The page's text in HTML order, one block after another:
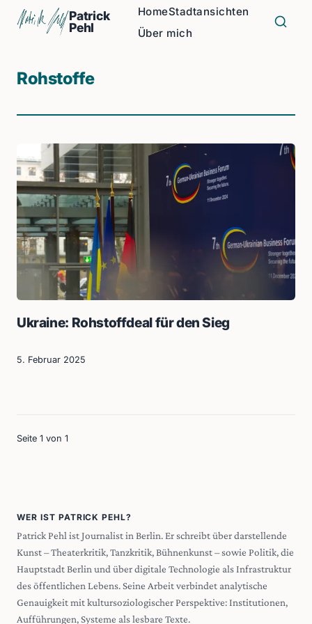
Patrick
Pehl
HomeStadtansichten
Über mich
Rohstoffe
Ukraine: Rohstoffdeal für den Sieg
5. Februar 2025
Seite 1 von 1
WER IST PATRICK PEHL?
Patrick Pehl ist Journalist in Berlin. Er schreibt über darstellende
Kunst – Theaterkritik, Tanzkritik, Bühnenkunst – sowie Politik, die
Hauptstadt Berlin und über digitale Technologie als Infrastruktur
des öffentlichen Lebens. Seine Arbeit verbindet analytische
Genauigkeit mit kultursoziologischer Perspektive: Institutionen,
Aufführungen, Systeme als lesbare Texte.